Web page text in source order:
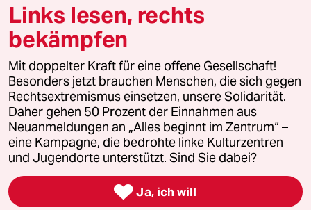
© 2026 taz Verlags und Vertriebs GmbH
Alle Rechte vorbehalten. Bei rechtlichen Fragen oder für Genehmigungen
wenden Sie sich bitte an lizenzen@taz.de
Feedback Redaktionsstatut Kommune-Richtlinien
Leitlinie Informant Datenschutz Impressum AGB
Seitenwende Einwilligungen widerrufen (Ads)
Links lesen, rechts
bekämpfen
Mit doppelter Kraft für eine offene Gesellschaft!
Besonders jetzt brauchen Menschen, die sich gegen
Rechtsextremismus einsetzen, unsere Solidarität.
Daher gehen 50 Prozent der Einnahmen aus
Neuanmeldungen an „Alles beginnt im Zentrum“ –
eine Kampagne, die bedrohte linke Kulturzentren
und Jugendorte unterstützt. Sind Sie dabei?
 Ja, ich will